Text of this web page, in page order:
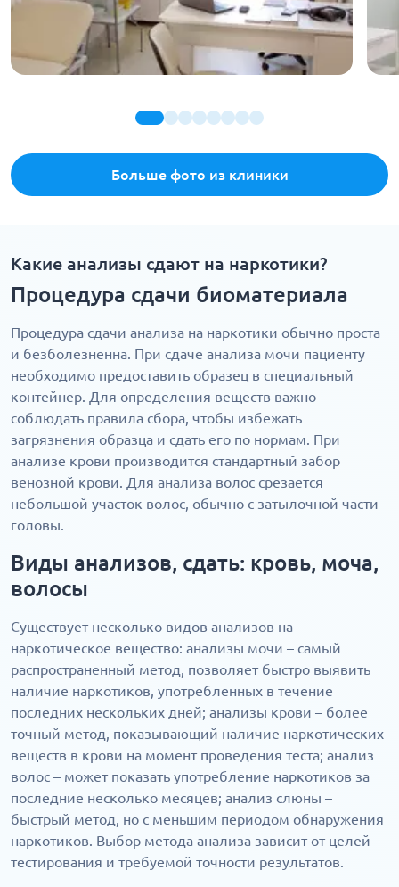
Больше фото из клиники
Какие анализы сдают на наркотики?
Процедура сдачи биоматериала
Процедура сдачи анализа на наркотики обычно проста
и безболезненна. При сдаче анализа мочи пациенту
необходимо предоставить образец в специальный
контейнер. Для определения веществ важно
соблюдать правила сбора, чтобы избежать
загрязнения образца и сдать его по нормам. При
анализе крови производится стандартный забор
венозной крови. Для анализа волос срезается
небольшой участок волос, обычно с затылочной части
головы.
Виды анализов, сдать: кровь, моча,
волосы
Существует несколько видов анализов на
наркотическое вещество: анализы мочи – самый
распространенный метод, позволяет быстро выявить
наличие наркотиков, употребленных в течение
последних нескольких дней; анализы крови – более
точный метод, показывающий наличие наркотических
веществ в крови на момент проведения теста; анализ
волос – может показать употребление наркотиков за
последние несколько месяцев; анализ слюны –
быстрый метод, но с меньшим периодом обнаружения
наркотиков. Выбор метода анализа зависит от целей
тестирования и требуемой точности результатов.